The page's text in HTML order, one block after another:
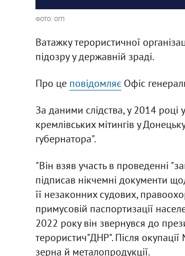
ФОТО: ОГП
Ватажку терористичної
підозру у державній зраді.
Про це повідомляєОфіс
За даними слідства, у 2014 році
кремлівських мітингів у
губернатора".
"Він взяв участь в проведенні
підписав нікчемні документи
її незаконних судових,
примусовій паспортизації
2022 року він звернувся до
терористич"ДНР". Після
зерна й металопродукції.